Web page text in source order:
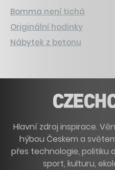
Bomma není tichá
Originální hodinky
Nábytek z betonu
Hlavní zdroj inspirace.
hýbou Českem a
přes technologie, politiku
sport, kulturu,